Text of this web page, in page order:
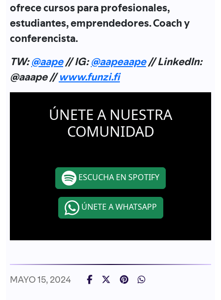
ofrece cursos para profesionales,
estudiantes, emprendedores. Coach y
conferencista.
TW:@aape// IG:@aapeaape// LinkedIn:
@aaape //www.funzi.fi
ÚNETE A NUESTRA
COMUNIDAD
ESCUCHA EN SPOTIFY
ÚNETE A WHATSAPP
MAYO 15, 2024